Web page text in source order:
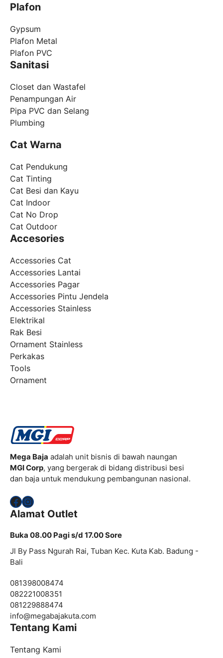
Plafon
Gypsum
Plafon Metal
Plafon PVC
Sanitasi
Closet dan Wastafel
Penampungan Air
Pipa PVC dan Selang
Plumbing
Cat Warna
Cat Pendukung
Cat Tinting
Cat Besi dan Kayu
Cat Indoor
Cat No Drop
Cat Outdoor
Accesories
Accessories Cat
Accessories Lantai
Accessories Pagar
Accessories Pintu Jendela
Accessories Stainless
Elektrikal
Rak Besi
Ornament Stainless
Perkakas
Tools
Ornament
Mega Baja adalah unit bisnis di bawah naungan
MGI Corp, yang bergerak di bidang distribusi besi
dan baja untuk mendukung pembangunan nasional.
Facebook
Instagram
Alamat Outlet
Buka 08.00 Pagi s/d 17.00 Sore
Jl By Pass Ngurah Rai, Tuban Kec. Kuta Kab. Badung -
Bali
081398008474
082221008351
081229888474
info@megabajakuta.com
Tentang Kami
Tentang Kami